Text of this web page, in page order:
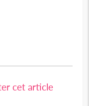
cet article